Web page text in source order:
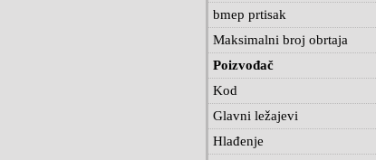
bmep prtisak
Maksimalni broj obrtaja
Poizvođač
Kod
Glavni ležajevi
Hlađenje